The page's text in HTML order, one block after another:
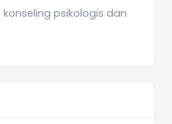
psikologis dan